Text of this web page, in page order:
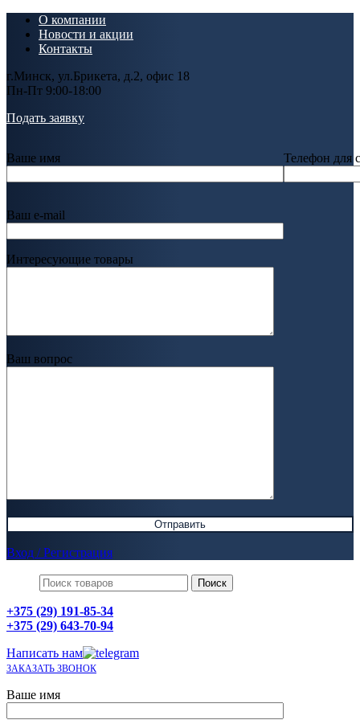
О компании
Новости и акции
Контакты
г.Минск, ул.Брикета, д.2, офис 18
Пн-Пт 9:00-18:00
Подать заявку
Ваше имя Телефон для
Ваш e-mail
Интересующие товары
Ваш вопрос
Вход / Регистрация
Поиск
+375 (29) 191-85-34
+375 (29) 643-70-94
Написать нам
ЗАКАЗАТЬ ЗВОНОК
Ваше имя